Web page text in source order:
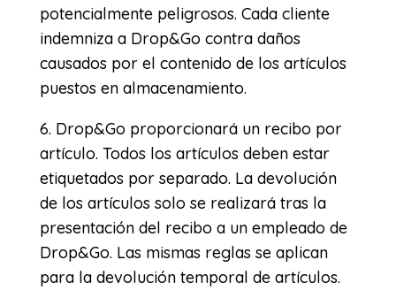
potencialmente peligrosos. Cada cliente
indemniza a Drop&Go contra daños
causados por el contenido de los artículos
puestos en almacenamiento.
6. Drop&Go proporcionará un recibo por
artículo. Todos los artículos deben estar
etiquetados por separado. La devolución
de los artículos solo se realizará tras la
presentación del recibo a un empleado de
Drop&Go. Las mismas reglas se aplican
para la devolución temporal de artículos.